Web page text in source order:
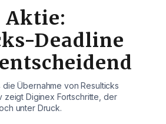
Aktie:
Deadline
die Übernahme von Resulticks
zeigt Diginex Fortschritte, der
unter Druck.